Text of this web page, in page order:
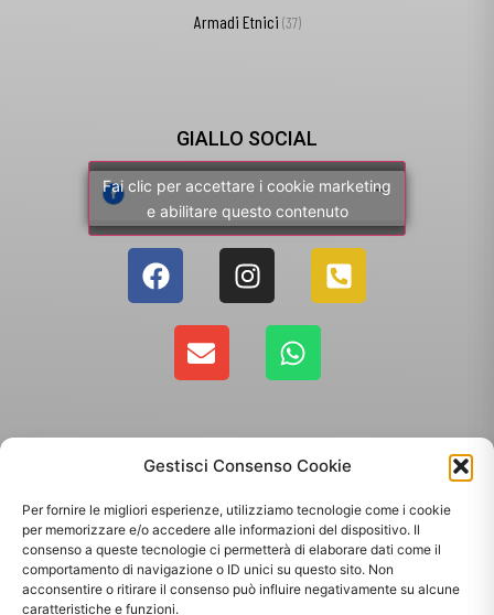
Gestisci Consenso Cookie
Per fornire le migliori esperienze, utilizziamo tecnologie come i cookie
per memorizzare e/o accedere alle informazioni del dispositivo. Il
consenso a queste tecnologie ci permetterà di elaborare dati come il
comportamento di navigazione o ID unici su questo sito. Non
acconsentire o ritirare il consenso può influire negativamente su alcune
caratteristiche e funzioni.
Armadi Etnici (37)
GIALLO SOCIAL
Fai clic per accettare i cookie marketing
e abilitare questo contenuto
Copyright 2025 - Giallo Sun sas di Sandonà Alessandro & C. | Via Roma 106,
35010 Massanzago PD | P.Iva: 03885160287